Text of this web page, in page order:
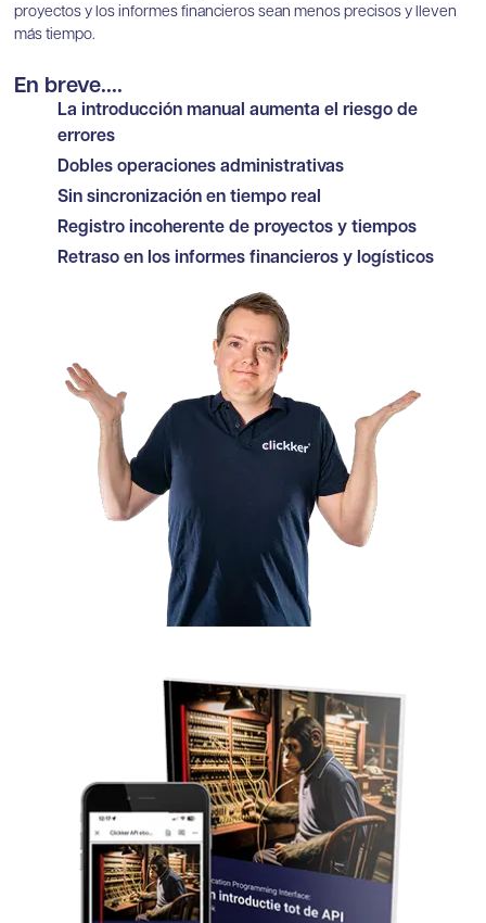
proyectos y los informes financieros sean menos precisos y lleven
más tiempo.
En breve....
La introducción manual aumenta el riesgo de
errores
Dobles operaciones administrativas
Sin sincronización en tiempo real
Registro incoherente de proyectos y tiempos
Retraso en los informes financieros y logísticos